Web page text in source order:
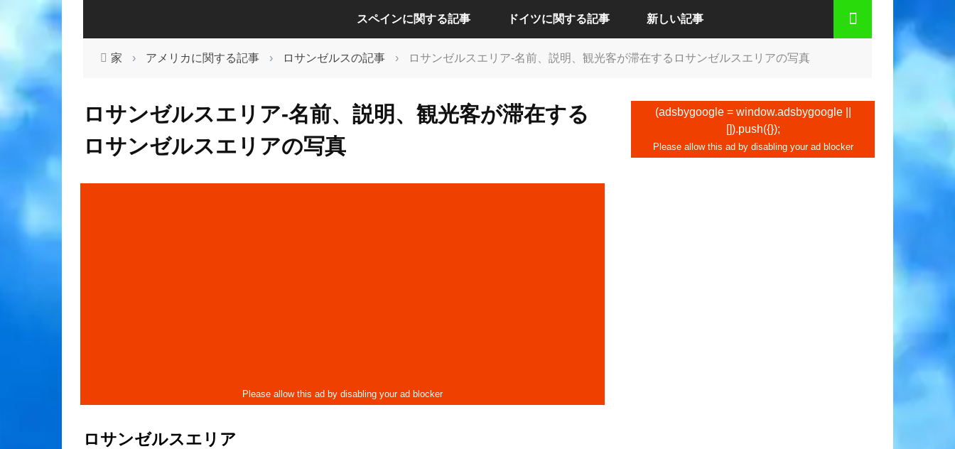
スペインに関する記事
セビリアに関する記事
ドイツに関する記事
ドレスデンに関する記事
新しい記事
家 › アメリカに関する記事 › ロサンゼルスの記事 › ロサンゼルスエリア-名前、説明、観光客が滞在するロサンゼルスエリアの写真
ロサンゼルスエリア-名前、説明、観光客が滞在する
ロサンゼルスエリアの写真
ロサンゼルスエリア
(adsbygoogle = window.adsbygoogle ||
[]).push({});